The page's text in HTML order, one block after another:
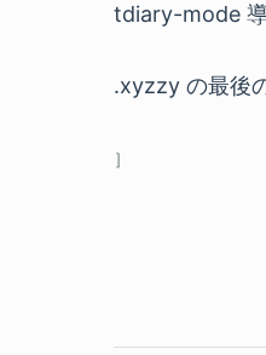
tdiary-mode 導
.xyzzy の最後